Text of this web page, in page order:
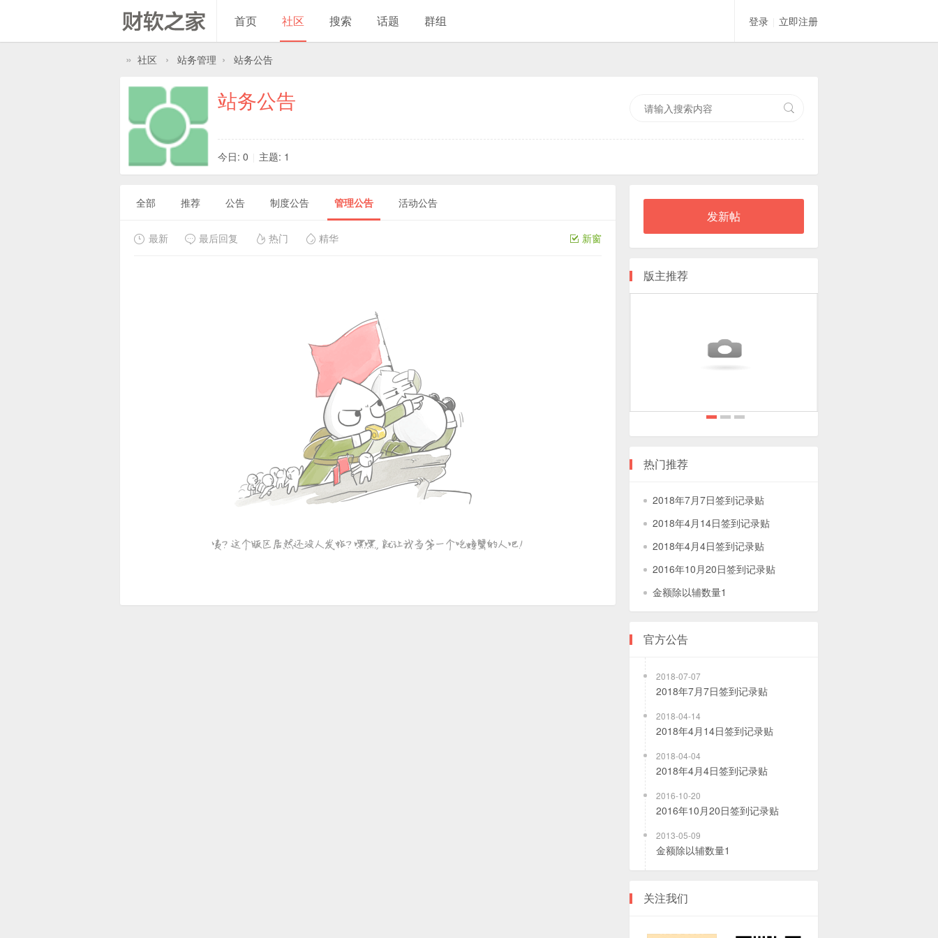
首页 社区 搜索 话题 群组 登录 立即注册
» 社区 › 站务管理 › 站务公告
站务公告
今日: 0 主题: 1
全部 推荐 公告 制度公告 管理公告 活动公告
新窗
最新 最后回复 热门 精华
发新帖
版主推荐
7
日
签
录
14
日
签
到
4
日
签
到
热门推荐
2018年7月7日签到记录贴
2018年4月14日签到记录贴
2018年4月4日签到记录贴
2016年10月20日签到记录贴
金额除以辅数量1
官方公告
2018-07-07
2018年7月7日签到记录贴
2018-04-14
2018年4月14日签到记录贴
2018-04-04
2018年4月4日签到记录贴
2016-10-20
2016年10月20日签到记录贴
2013-05-09
金额除以辅数量1
关注我们